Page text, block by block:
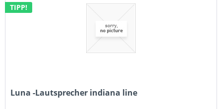
TIPP!
Luna -Lautsprecher indiana line